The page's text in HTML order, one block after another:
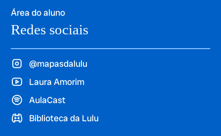
Área do aluno
Redes sociais
@mapasdalulu
Laura Amorim
AulaCast
Biblioteca da Lulu